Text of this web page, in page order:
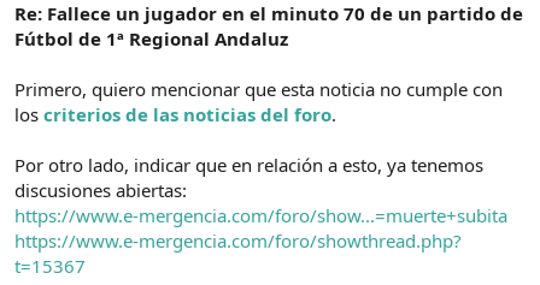
Re: Fallece un jugador en el minuto 70 de un partido de
Fútbol de 1ª Regional Andaluz
Primero, quiero mencionar que esta noticia no cumple con
los criterios de las noticias del foro.
Por otro lado, indicar que en relación a esto, ya tenemos
discusiones abiertas:
https://www.e-mergencia.com/foro/show...=muerte+subita
https://www.e-mergencia.com/foro/showthread.php?
t=15367